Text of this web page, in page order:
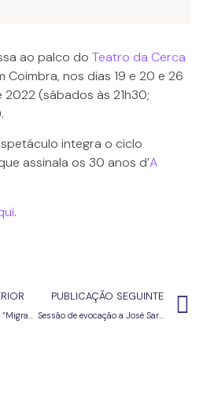
ao palco do Teatro da Cerca
Coimbra, nos dias 19 e 20 e 26
2022 (sábados às 21h30;
integra o ciclo
assinala os 30 anos d’A
.
PUBLICAÇÃO SEGUINTE
Sessão de evocação a José Saramago